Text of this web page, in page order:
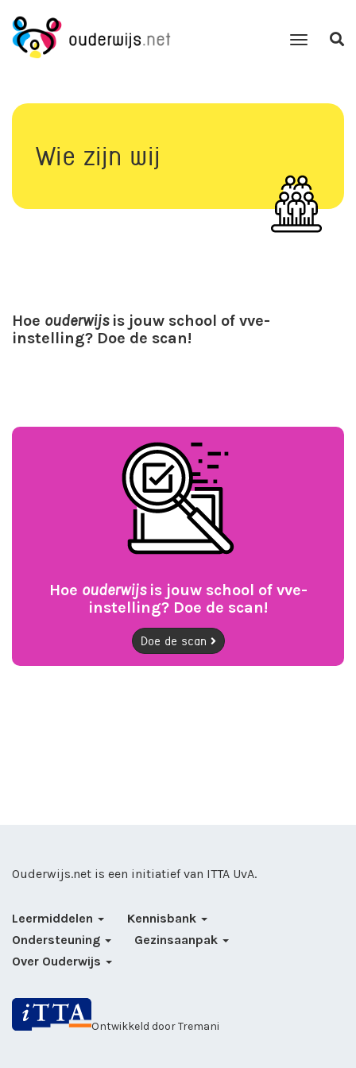
Wie zijn wij
Hoe ouderwijs is jouw school of vve-
instelling? Doe de scan!
Hoe ouderwijs is jouw school of vve-
instelling? Doe de scan!
Doe de scan
Ouderwijs.net is een initiatief van ITTA UvA.
Leermiddelen
Kennisbank
Ondersteuning
Gezinsaanpak
Over Ouderwijs
Ontwikkeld doorTremani